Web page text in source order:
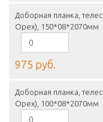
Доборная планка,
Орех), 150*08*2070мм
975 руб.
Доборная планка,
Орех), 100*08*2070мм